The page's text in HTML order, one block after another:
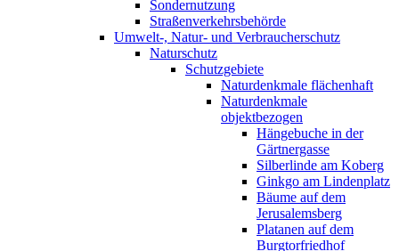
Sondernutzung
Straßenverkehrsbehörde
Umwelt-, Natur- und Verbraucherschutz
Naturschutz
Schutzgebiete
Naturdenkmale flächenhaft
Naturdenkmale
objektbezogen
Hängebuche in der
Gärtnergasse
Silberlinde am Koberg
Ginkgo am Lindenplatz
Bäume auf dem
Jerusalemsberg
Platanen auf dem
Burgtorfriedhof